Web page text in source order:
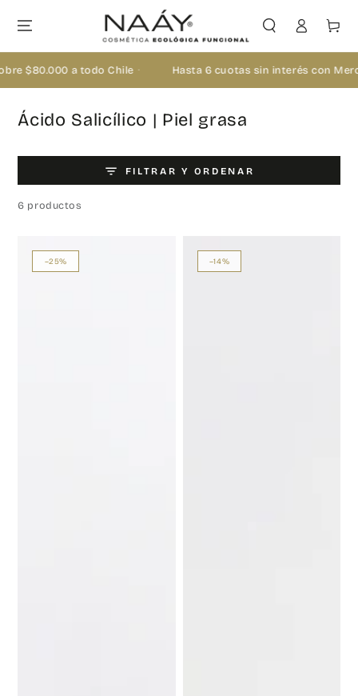
IR AL CONTENIDO
sesión
Carrito
$80.000 a todo Chile · Hasta 6 cuotas sin interés con
Colección:
Ácido Salicílico | Piel grasa
FILTRAR Y ORDENAR
6 productos
–25% –14%